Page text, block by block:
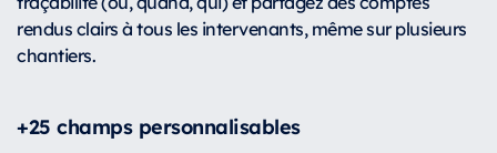
rendus clairs à tous les intervenants, même sur plusieurs
chantiers.
+25 champs personnalisables